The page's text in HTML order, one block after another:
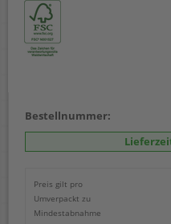
Bestellnummer:
Preis gilt pro
Umverpackt zu
Mindestabnahme